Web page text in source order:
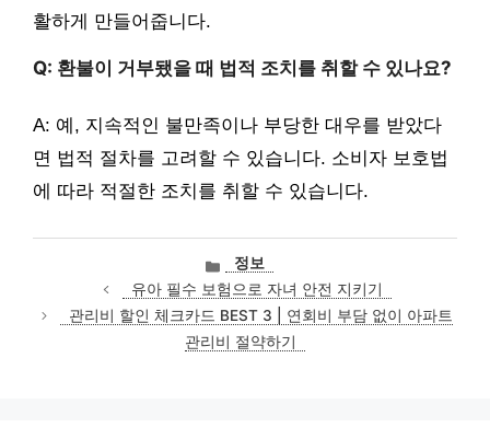
활하게 만들어줍니다.
Q: 환불이 거부됐을 때 법적 조치를 취할 수 있나요?
A: 예, 지속적인 불만족이나 부당한 대우를 받았다
면 법적 절차를 고려할 수 있습니다. 소비자 보호법
에 따라 적절한 조치를 취할 수 있습니다.
카
테
고
리
정보
유아 필수 보험으로 자녀 안전 지키기
관리비 할인 체크카드 BEST 3 | 연회비 부담 없이 아파트
관리비 절약하기